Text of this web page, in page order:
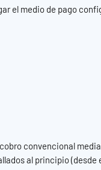
el medio de pago
convencional
al principio (desde